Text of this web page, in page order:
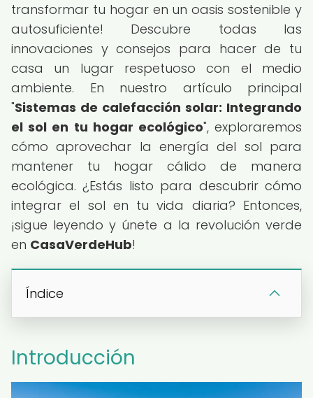
transformar tu hogar en un oasis sostenible y
autosuficiente! Descubre todas las
innovaciones y consejos para hacer de tu
casa un lugar respetuoso con el medio
ambiente. En nuestro artículo principal
"Sistemas de calefacción solar: Integrando
el sol en tu hogar ecológico", exploraremos
cómo aprovechar la energía del sol para
mantener tu hogar cálido de manera
ecológica. ¿Estás listo para descubrir cómo
integrar el sol en tu vida diaria? Entonces,
¡sigue leyendo y únete a la revolución verde
en CasaVerdeHub!
Índice
Introducción